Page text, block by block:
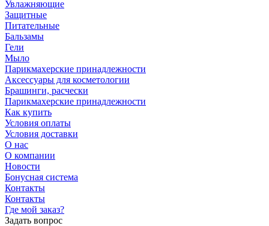
Увлажняющие
Защитные
Питательные
Бальзамы
Гели
Мыло
Парикмахерские принадлежности
Аксессуары для косметологии
Брашинги, расчески
Парикмахерские принадлежности
Как купить
Условия оплаты
Условия доставки
О нас
О компании
Новости
Бонусная система
Контакты
Контакты
Где мой заказ?
Задать вопрос